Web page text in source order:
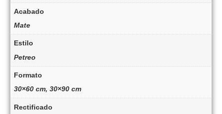
Acabado
Mate
Estilo
Petreo
Formato
30×60 cm, 30×90 cm
Rectificado